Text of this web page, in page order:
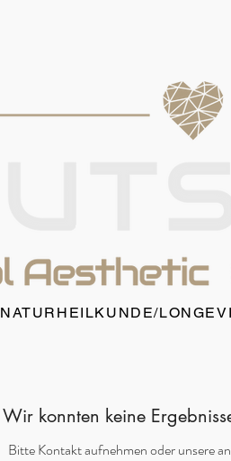
Wir konnten keine
Bitte Kontakt aufnehmen oder unsere
NATURHEILKUNDE/